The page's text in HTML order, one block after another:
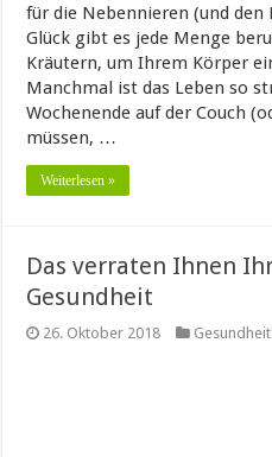
für die Nebennieren (und
Glück gibt es jede Menge
Kräutern, um Ihrem Körper
Manchmal ist das Leben so
Wochenende auf der Couch
müssen, …
Weiterlesen »
Das verraten Ihnen
Gesundheit
26. Oktober 2018 Gesundheit